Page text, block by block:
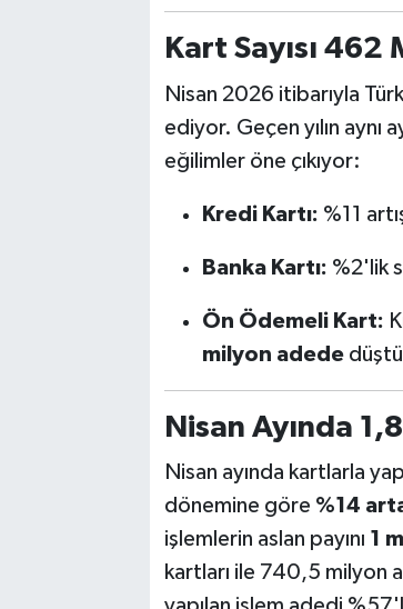
Kart Sayısı
Nisan 2026 itibarıyla
ediyor. Geçen yılın aynı
eğilimler öne çıkıyor:
Kredi Kartı: %11
Banka Kartı: %2'lik
Ön Ödemeli Kart:
milyon adede
Nisan Ayında
Nisan ayında kartlarla
dönemine göre %14
işlemlerin aslan payını 1
kartları ile 740,5 milyon